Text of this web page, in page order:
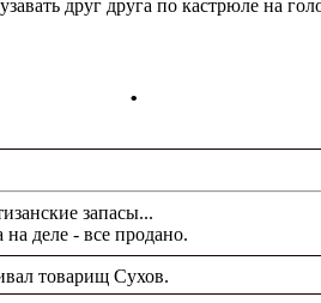
друг друга по кастрюле на
.
запасы...
на деле - все продано.
товарищ Сухов.